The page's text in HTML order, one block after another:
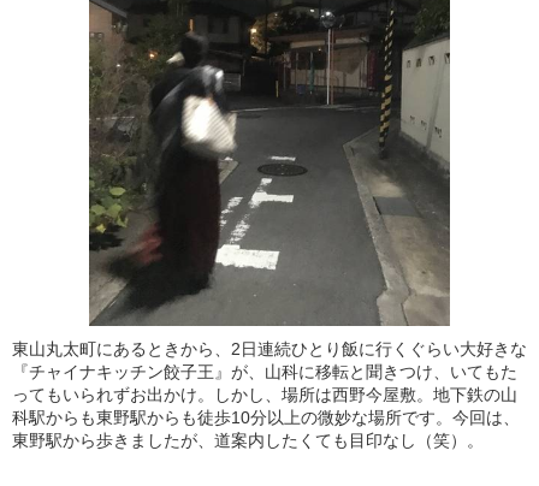
東山丸太町にあるときから、2日連続ひとり飯に行くぐらい大好きな
『チャイナキッチン餃子王』が、山科に移転と聞きつけ、いてもた
ってもいられずお出かけ。しかし、場所は西野今屋敷。地下鉄の山
科駅からも東野駅からも徒歩10分以上の微妙な場所です。今回は、
東野駅から歩きましたが、道案内したくても目印なし（笑）。